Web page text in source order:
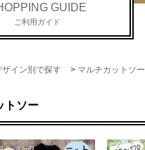
GUIDE
ご利用ガイド
ザイン別で探す > マルチカットソー
トソー